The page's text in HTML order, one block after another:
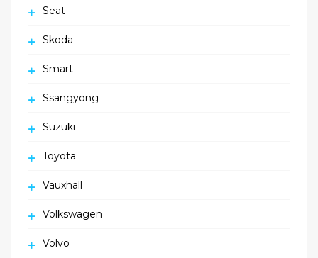
Seat
Skoda
Smart
Ssangyong
Suzuki
Toyota
Vauxhall
Volkswagen
Volvo